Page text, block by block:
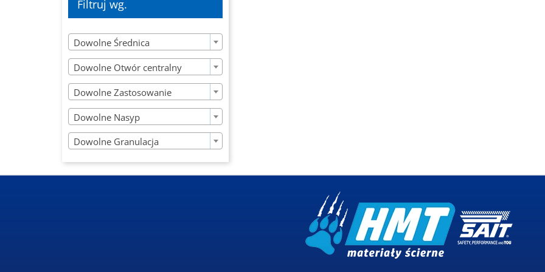
Filtruj wg.
Dowolne Średnica
Dowolne Otwór centralny
Dowolne Zastosowanie
Dowolne Nasyp
Dowolne Granulacja